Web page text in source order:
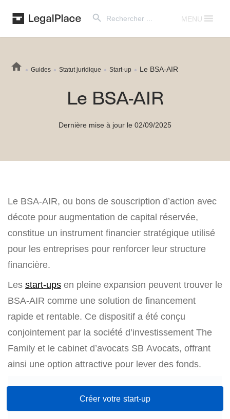
for:
MENU
Guides Statut juridique Start-up Le BSA-AIR
Le BSA-AIR
Dernière mise à jour le 02/09/2025
Le BSA-AIR, ou bons de souscription d’action avec
décote pour augmentation de capital réservée,
constitue un instrument financier stratégique utilisé
pour les entreprises pour renforcer leur structure
financière.
Les start-ups en pleine expansion peuvent trouver le
BSA-AIR comme une solution de financement
rapide et rentable. Ce dispositif a été conçu
conjointement par la société d’investissement The
Family et le cabinet d’avocats SB Avocats, offrant
ainsi une option attractive pour lever des fonds.
Créer votre start-up